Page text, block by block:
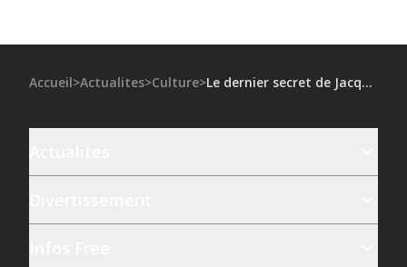
Accueil>Actualites>Culture> Le dernier secret de Jacques Derrida